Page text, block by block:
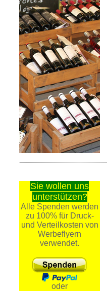
Sie wollen uns
unterstützen?
Alle Spenden werden
zu 100% für Druck-
und Verteilkosten von
Werbeflyern
verwendet.
oder